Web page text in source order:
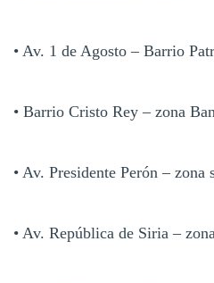
• Av. 1 de Agosto – Barrio
• Barrio Cristo Rey – zona
• Av. Presidente Perón – zona
• Av. República de Siria –